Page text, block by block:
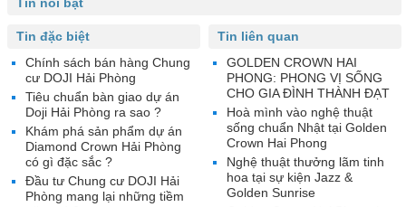
Tin liên quan
GOLDEN CROWN HAI
PHONG: PHONG VỊ SỐNG
CHO GIA ĐÌNH THÀNH ĐẠT
Hoà mình vào nghệ thuật
sống chuẩn Nhật tại Golden
Crown Hai Phong
Nghệ thuật thưởng lãm tinh
hoa tại sự kiện Jazz &
Golden Sunrise
Tin đặc biệt
Chính sách bán hàng Chung
cư DOJI Hải Phòng
Tiêu chuẩn bàn giao dự án
Doji Hải Phòng ra sao ?
Khám phá sản phẩm dự án
Diamond Crown Hải Phòng
có gì đặc sắc ?
Đầu tư Chung cư DOJI Hải
Phòng mang lại những tiềm